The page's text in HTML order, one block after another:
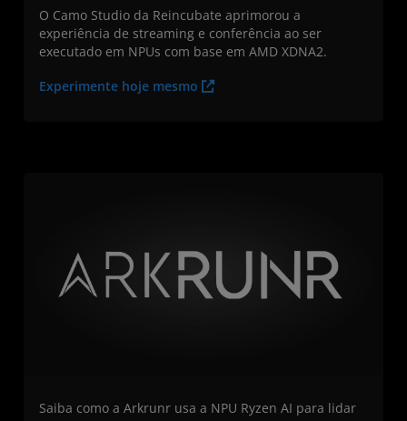
O Camo Studio da Reincubate aprimorou a
experiência de streaming e conferência ao ser
executado em NPUs com base em AMD XDNA2.
Experimente hoje mesmo
Saiba como a Arkrunr usa a NPU Ryzen AI para lidar